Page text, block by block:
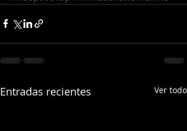
Entradas recientes Ver todo